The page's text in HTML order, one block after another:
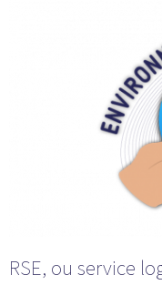
RSE, ou service